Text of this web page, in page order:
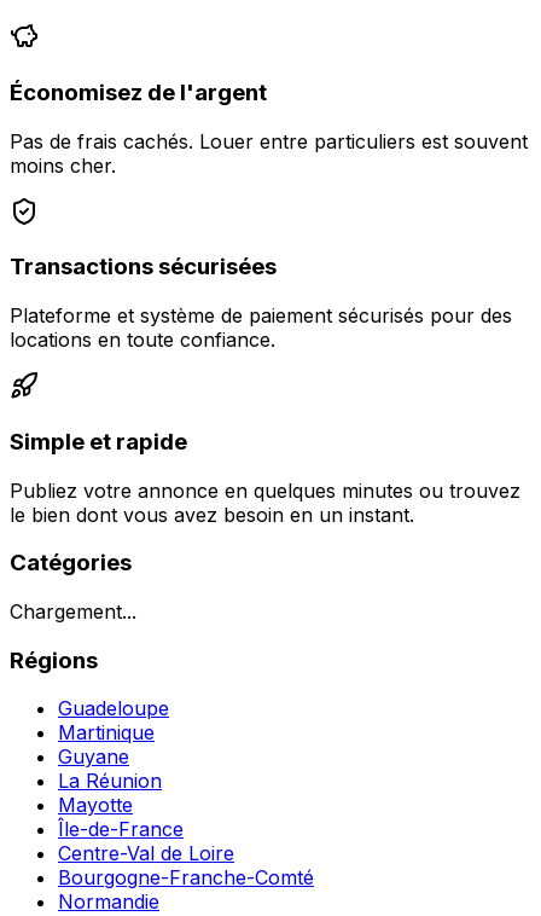
Économisez de l'argent
Pas de frais cachés. Louer entre particuliers est souvent
moins cher.
Transactions sécurisées
Plateforme et système de paiement sécurisés pour des
locations en toute confiance.
Simple et rapide
Publiez votre annonce en quelques minutes ou trouvez
le bien dont vous avez besoin en un instant.
Catégories
Chargement...
Régions
Guadeloupe
Martinique
Guyane
La Réunion
Mayotte
Île-de-France
Centre-Val de Loire
Bourgogne-Franche-Comté
Normandie